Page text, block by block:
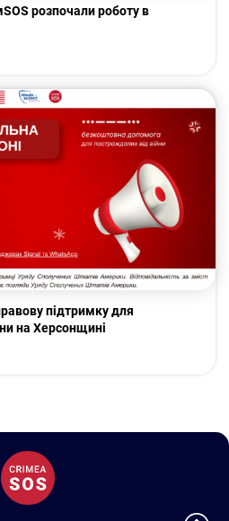
розпочали роботу в
підтримку для
на Херсонщині